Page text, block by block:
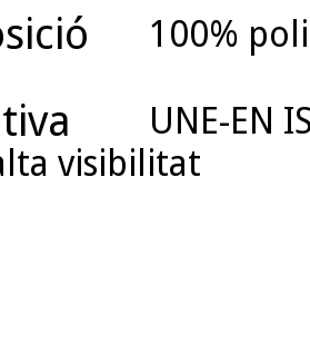
100%
UNE-EN
visibilitat